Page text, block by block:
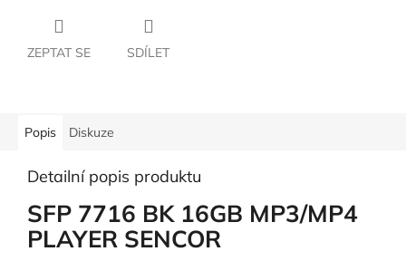
ZEPTAT SE SDÍLET
Popis Diskuze
Detailní popis produktu
SFP 7716 BK 16GB MP3/MP4
PLAYER SENCOR